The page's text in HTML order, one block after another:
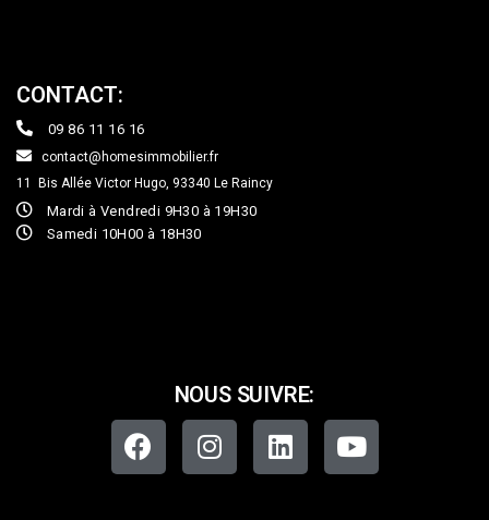
CONTACT:
09 86 11 16 16
contact@homesimmobilier.fr
11 Bis Allée Victor Hugo, 93340 Le Raincy
Mardi à Vendredi 9H30 à 19H30
Samedi 10H00 à 18H30
NOUS SUIVRE: